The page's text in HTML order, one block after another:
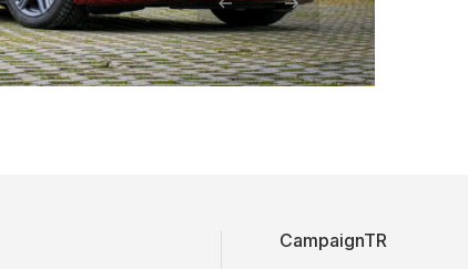
CampaignTR